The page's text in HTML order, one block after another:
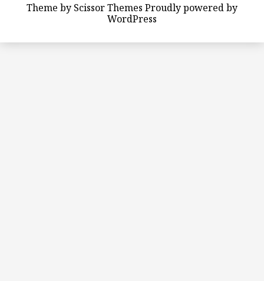
Theme by Scissor Themes Proudly powered by
WordPress